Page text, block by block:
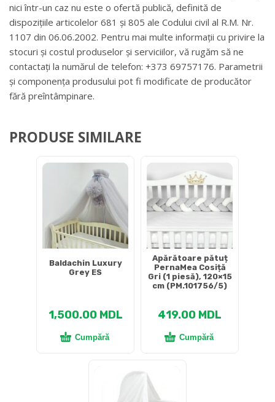
nici într-un caz nu este o ofertă publică, definită de
dispozițiile articolelor 681 și 805 ale Codului civil al R.M. Nr.
1107 din 06.06.2002. Pentru mai multe informații cu privire la
stocuri și costul produselor și serviciilor, vă rugăm să ne
contactați la numărul de telefon: +373 69757176. Parametrii
și componența produsului pot fi modificate de producător
fără preîntâmpinare.
PRODUSE SIMILARE
Baldachin Luxury
Grey ES
1,500.00 MDL
Cumpără
Apărătoare pătuț
PernaMea Cosiță
Gri (1 piesă), 120×15
cm (PM.101756/5)
419.00 MDL
Cumpără